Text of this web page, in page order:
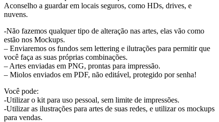
Aconselho a guardar em locais seguros, como HDs, drives, e
nuvens.
-Não fazemos qualquer tipo de alteração nas artes, elas vão como
estão nos Mockups.
– Enviaremos os fundos sem lettering e ilutrações para permitir que
você faça as suas próprias combinações.
– Artes enviadas em PNG, prontas para impressão.
– Miolos enviados em PDF, não editável, protegido por senha!
Você pode:
-Utilizar o kit para uso pessoal, sem limite de impressões.
-Utilizar as ilustrações para artes de suas redes, e utilizar os mockups
para vendas.